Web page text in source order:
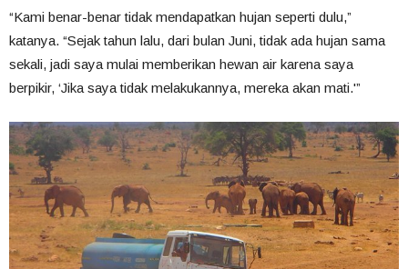
“Kami benar-benar tidak mendapatkan hujan seperti dulu,”
katanya. “Sejak tahun lalu, dari bulan Juni, tidak ada hujan sama
sekali, jadi saya mulai memberikan hewan air karena saya
berpikir, ‘Jika saya tidak melakukannya, mereka akan mati.'”